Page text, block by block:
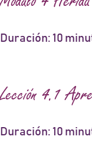
Duración: 10
Lección 4.1
Duración: 10